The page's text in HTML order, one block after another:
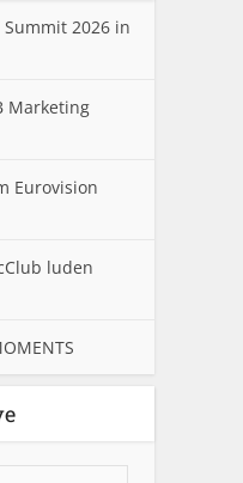
Summit 2026 in
Marketing
Eurovision
luden